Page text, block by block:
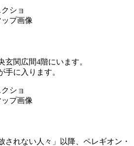
玄関広間4階にいます。
手に入ります。
されない人々」以降、ペレギオン・